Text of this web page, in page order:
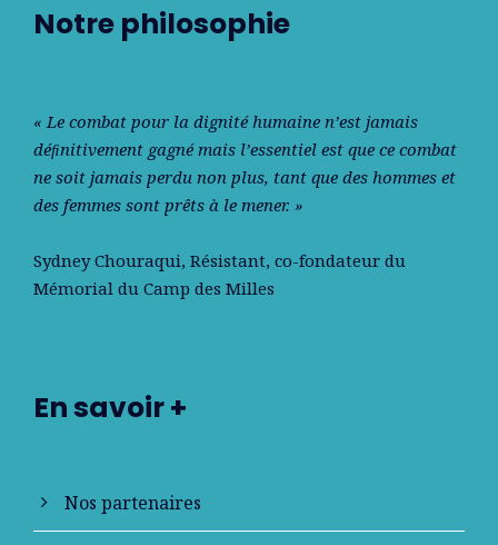
Notre philosophie
« Le combat pour la dignité humaine n’est jamais
déﬁnitivement gagné mais l’essentiel est que ce combat
ne soit jamais perdu non plus, tant que des hommes et
des femmes sont prêts à le mener. »
Sydney Chouraqui, Résistant, co-fondateur du
Mémorial du Camp des Milles
En savoir +
Nos partenaires